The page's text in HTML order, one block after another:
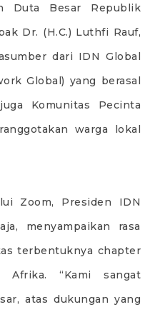
Duta Besar Republik
Dr. (H.C.) Luthfi Rauf,
dari IDN Global
Global) yang berasal
Komunitas Pecinta
warga lokal
Zoom, Presiden IDN
menyampaikan rasa
terbentuknya chapter
“Kami sangat
atas dukungan yang